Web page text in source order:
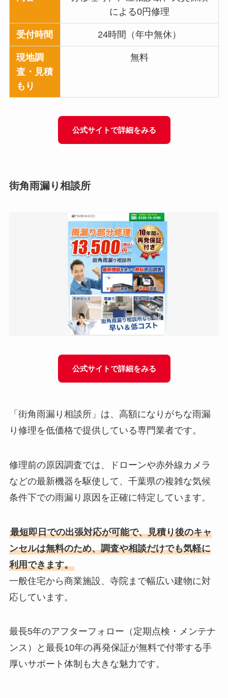
による0円修理
受付時間 24時間（年中無休）
現地調
査・見積
もり
無料
公式サイトで詳細をみる
街角雨漏り相談所
公式サイトで詳細をみる
「街角雨漏り相談所」は、高額になりがちな雨漏
り修理を低価格で提供している専門業者です。
修理前の原因調査では、ドローンや赤外線カメラ
などの最新機器を駆使して、千葉県の複雑な気候
条件下での雨漏り原因を正確に特定しています。
最短即日での出張対応が可能で、見積り後のキャ
ンセルは無料のため、調査や相談だけでも気軽に
利用できます。
一般住宅から商業施設、寺院まで幅広い建物に対
応しています。
最長5年のアフターフォロー（定期点検・メンテナ
ンス）と最長10年の再発保証が無料で付帯する手
厚いサポート体制も大きな魅力です。